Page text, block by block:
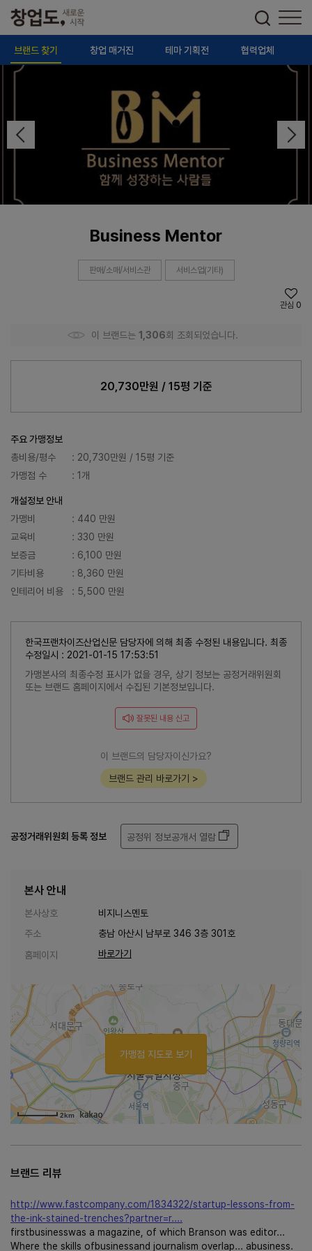
브랜드 찾기 창업 매거진 테마 기획전 협력업체
Business Mentor
판매/소매/서비스관 서비스업(기타)
관심 0
이 브랜드는 1,306회 조회되었습니다.
20,730만원 / 15평 기준
주요 가맹정보
총비용/평수
: 20,730만원 / 15평 기준
가맹점 수
: 1개
개설정보 안내
가맹비
: 440 만원
교육비
: 330 만원
보증금
: 6,100 만원
기타비용
: 8,360 만원
인테리어 비용
: 5,500 만원
한국프랜차이즈산업신문 담당자에 의해 최종 수정된 내용입니다. 최종
수정일시 : 2021-01-15 17:53:51
가맹본사의 최종수정 표시가 없을 경우, 상기 정보는 공정거래위원회
또는 브랜드 홈페이지에서 수집된 기본정보입니다.
잘못된 내용 신고
이 브랜드의 담당자이신가요?
브랜드 관리 바로가기 >
공정거래위원회 등록 정보 공정위 정보공개서 열람
본사 안내
본사상호
비지니스멘토
주소
충남 아산시 남부로 346 3층 301호
홈페이지
바로가기
2km
가맹점 지도로 보기
브랜드 리뷰
http://www.fastcompany.com/1834322/startup-lessons-from-
the-ink-stained-trenches?partner=r....
firstbusinesswas a magazine, of which Branson was editor...
Where the skills ofbusinessand journalism overlap... abusiness.